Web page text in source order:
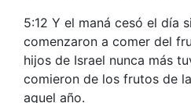
5:12 Y el maná cesó el día
comenzaron a comer del
hijos de Israel nunca más
comieron de los frutos de
aquel año.